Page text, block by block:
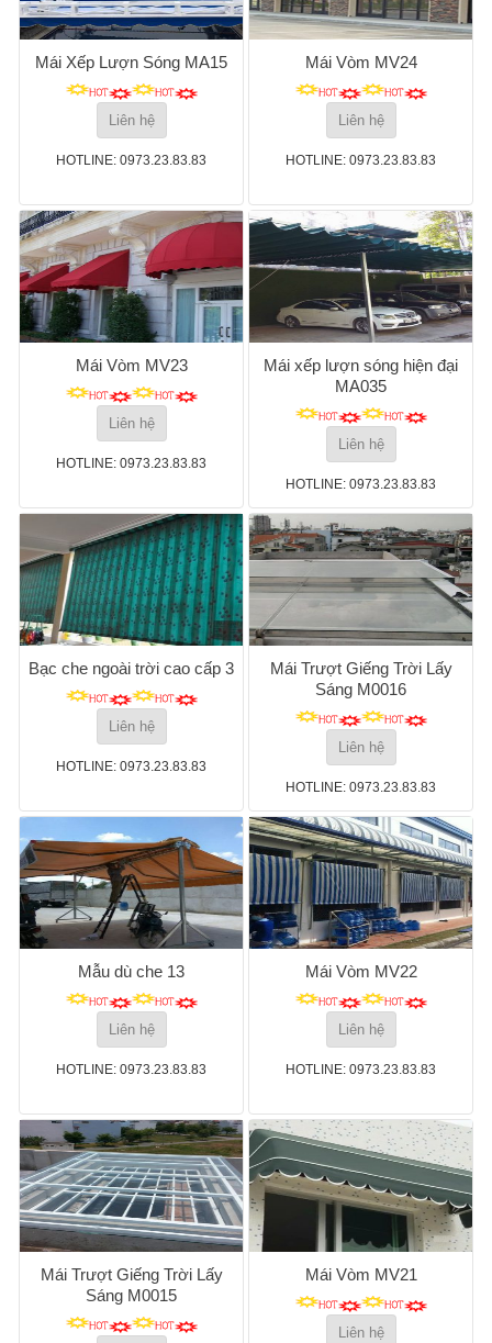
Mái Xếp Lượn Sóng MA15
Liên hệ
HOTLINE: 0973.23.83.83
Mái Vòm MV24
Liên hệ
HOTLINE: 0973.23.83.83
Mái Vòm MV23
Liên hệ
HOTLINE: 0973.23.83.83
Mái xếp lượn sóng hiện đại
MA035
Liên hệ
HOTLINE: 0973.23.83.83
Bạc che ngoài trời cao cấp 3
Liên hệ
HOTLINE: 0973.23.83.83
Mái Trượt Giếng Trời Lấy
Sáng M0016
Liên hệ
HOTLINE: 0973.23.83.83
Mẫu dù che 13
Liên hệ
HOTLINE: 0973.23.83.83
Mái Vòm MV22
Liên hệ
HOTLINE: 0973.23.83.83
Mái Trượt Giếng Trời Lấy
Sáng M0015
Mái Vòm MV21
Liên hệ